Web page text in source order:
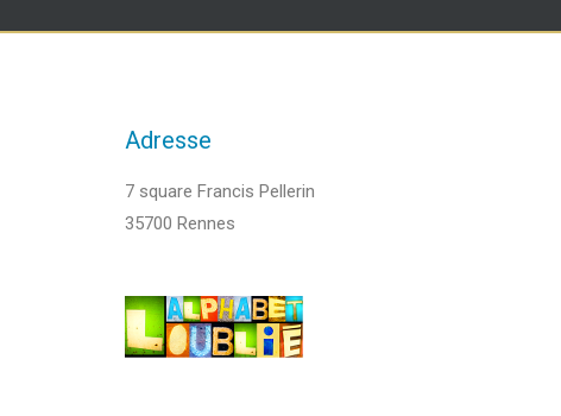
Adresse
7 square Francis Pellerin
35700 Rennes